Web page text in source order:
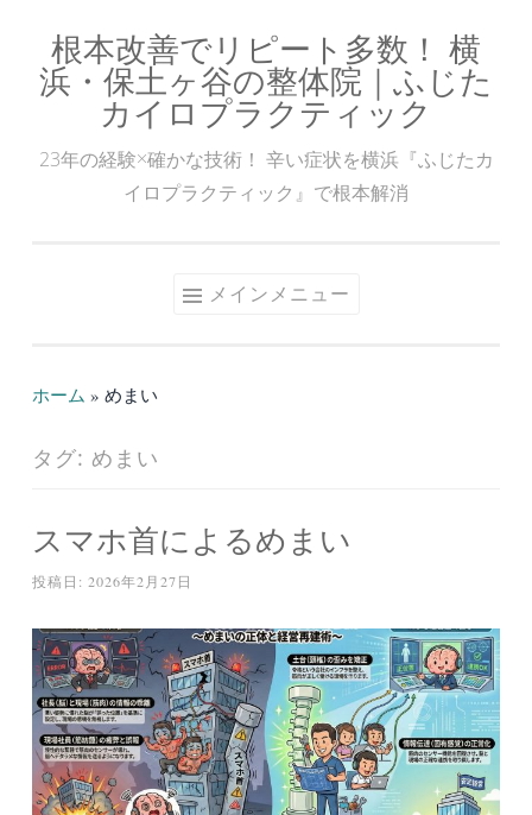
ン
根本改善でリピート多数！ 横
浜・保土ヶ谷の整体院｜ふじた
カイロプラクティック
23年の経験×確かな技術！ 辛い症状を横浜『ふじたカ
イロプラクティック』で根本解消
メインメニュー
ホーム » めまい
タグ: めまい
スマホ首によるめまい
投稿日: 2026年2月27日